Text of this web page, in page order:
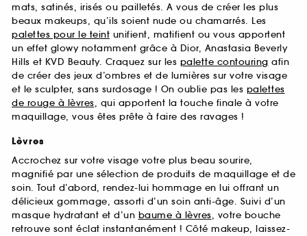
mats, satinés, irisés ou pailletés. A vous de créer les plus
beaux makeups, qu’ils soient nude ou chamarrés. Les
palettes pour le teint unifient, matifient ou vous apportent
un effet glowy notamment grâce à Dior, Anastasia Beverly
Hills et KVD Beauty. Craquez sur les palette contouring afin
de créer des jeux d’ombres et de lumières sur votre visage
et le sculpter, sans surdosage ! On oublie pas les palettes
de rouge à lèvres, qui apportent la touche finale à votre
maquillage, vous êtes prête à faire des ravages !
Lèvres
Accrochez sur votre visage votre plus beau sourire,
magnifié par une sélection de produits de maquillage et de
soin. Tout d’abord, rendez-lui hommage en lui offrant un
délicieux gommage, assorti d’un soin anti-âge. Suivi d’un
masque hydratant et d’un baume à lèvres, votre bouche
retrouve sont éclat instantanément ! Côté makeup, laissez-